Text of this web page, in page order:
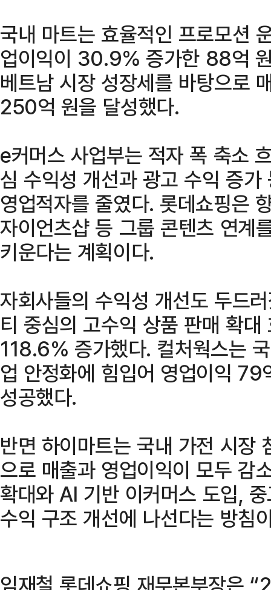
국내 마트는 효율적인 프로모션
업이익이 30.9% 증가한 88억
베트남 시장 성장세를 바탕으로
250억 원을 달성했다.
e커머스 사업부는 적자 폭 축소
심 수익성 개선과 광고 수익 증
영업적자를 줄였다. 롯데쇼핑은
자이언츠샵 등 그룹 콘텐츠 연계
키운다는 계획이다.
자회사들의 수익성 개선도 두드
티 중심의 고수익 상품 판매 확
118.6% 증가했다. 컬처웍스는
업 안정화에 힘입어 영업이익
성공했다.
반면 하이마트는 국내 가전 시장
으로 매출과 영업이익이 모두 감
확대와 AI 기반 이커머스 도입,
수익 구조 개선에 나선다는 방침
임재철 롯데쇼핑 재무본부장은